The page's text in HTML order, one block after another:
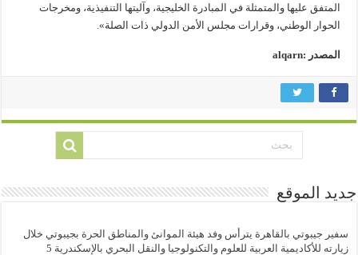
المتفق عليها والمتمثلة في المبادرة الخليجية، وآليتها التنفيذية، ومخرجات
الحوار الوطني، وقرارات مجلس الأمن الدولي ذات الصلة».
المصدر :alqarn
جديد الموقع
سفير جيبوتي بالقاهرة يترأس وفد هيئة الموانئ والمناطق الحرة بجيبوتي خلال
زيارته للأكاديمية العربية للعلوم والتكنولوجيا والنقل البحري بالإسكندرية 5